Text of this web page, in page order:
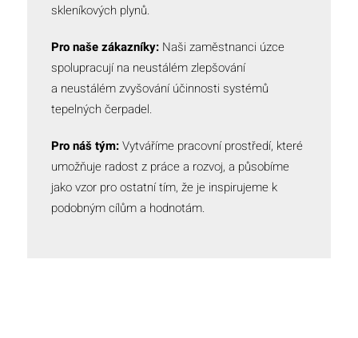
skleníkových plynů.
Pro naše zákazníky:Naši zaměstnanci úzce
spolupracují na neustálém zlepšování
a neustálém zvyšování účinnosti systémů
tepelných čerpadel.
Pro náš tým:Vytváříme pracovní prostředí, které
umožňuje radost z práce a rozvoj, a působíme
jako vzor pro ostatní tím, že je inspirujeme k
podobným cílům a hodnotám.